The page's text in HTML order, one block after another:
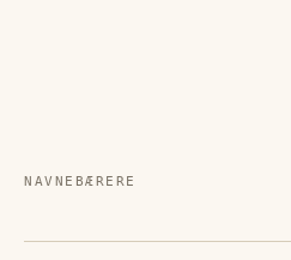
NAVNEBÆRERE